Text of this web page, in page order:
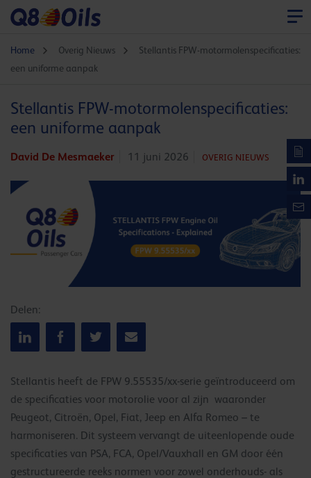
Home Overig Nieuws
Stellantis FPW-motormolenspecificaties:
een uniforme aanpak
Stellantis FPW-motormolenspecificaties:
een uniforme aanpak
David De Mesmaeker 11 juni 2026 OVERIG NIEUWS
Delen:
Stellantis heeft de FPW 9.55535/xx-serie geïntroduceerd om
de specificaties voor motorolie voor al zijn waaronder
Peugeot, Citroën, Opel, Fiat, Jeep en Alfa Romeo – te
harmoniseren. Dit systeem vervangt de uiteenlopende oude
specificaties van PSA, FCA, Opel/Vauxhall en GM door één
gestructureerde reeks normen voor zowel onderhouds- als